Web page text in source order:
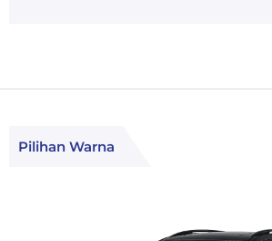
Pilihan Warna